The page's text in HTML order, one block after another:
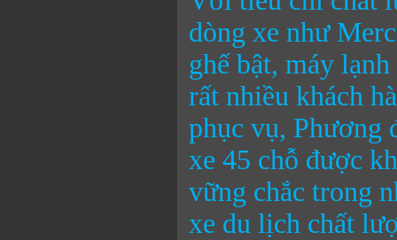
dòng xe như
ghế bật, máy
rất nhiều khách
phục vụ, Phương
xe 45 chỗ được
vững chắc trong
xe du lịch chất